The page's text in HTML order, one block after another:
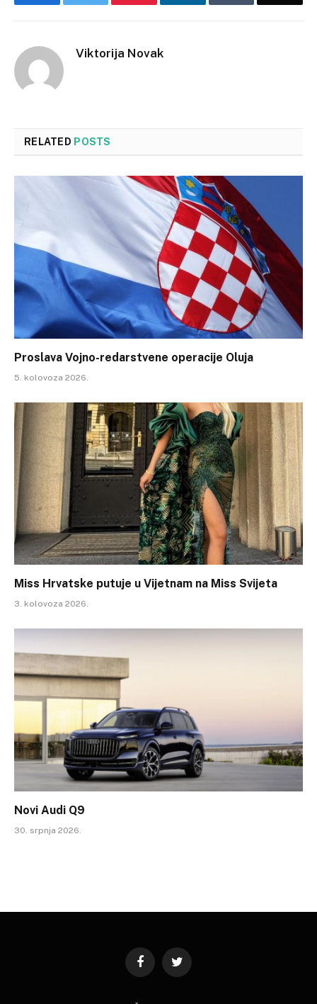
Viktorija Novak
RELATED POSTS
Proslava Vojno-redarstvene operacije Oluja
5. kolovoza 2026.
Miss Hrvatske putuje u Vijetnam na Miss Svijeta
3. kolovoza 2026.
Novi Audi Q9
30. srpnja 2026.
FacebookTwitter